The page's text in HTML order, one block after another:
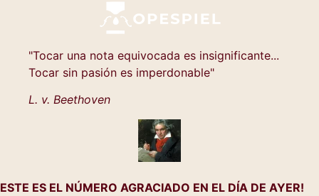
"Tocar una nota equivocada es insignificante...
Tocar sin pasión es imperdonable"
L. v. Beethoven
ESTE ES EL NÚMERO AGRACIADO EN EL DÍA DE AYER!